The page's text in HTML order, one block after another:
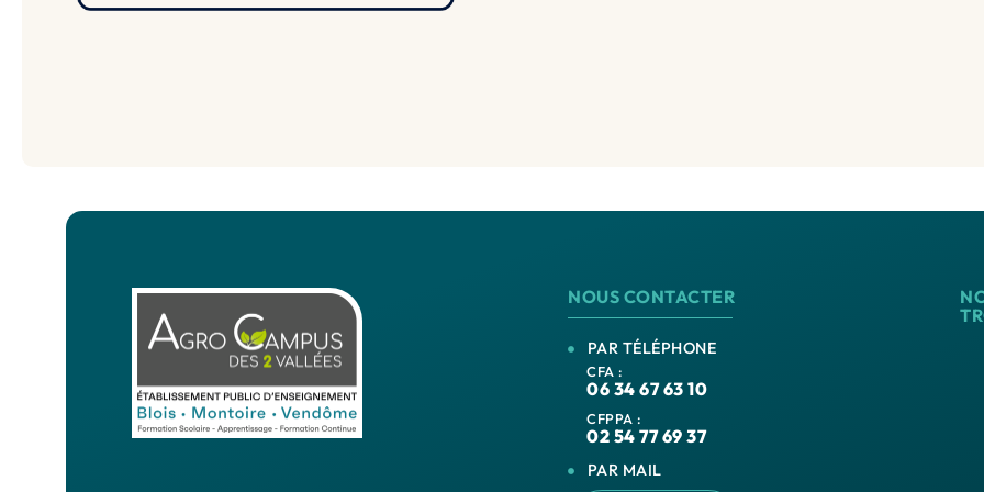
NOUS CONTACTER
PAR TÉLÉPHONE
CFA :
06 34 67 63 10
CFPPA :
02 54 77 69 37
PAR MAIL